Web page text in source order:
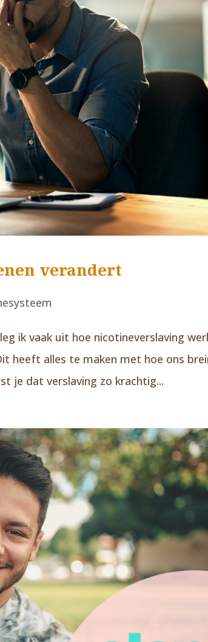
verandert
ik vaak uit hoe nicotineverslaving
heeft alles te maken met hoe ons
je dat verslaving zo krachtig...